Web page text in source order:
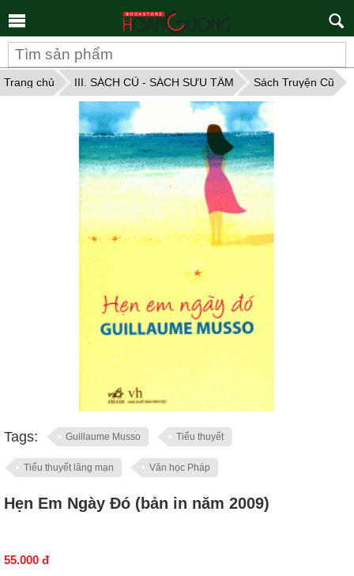
kiếm
Trang chủ III. SÁCH CŨ - SÁCH SƯU TẦM Sách Truyện Cũ
Tags: Guillaume Musso Tiểu thuyết
Tiểu thuyết lãng mạn Văn học Pháp
Hẹn Em Ngày Đó (bản in năm 2009)
55.000 đ